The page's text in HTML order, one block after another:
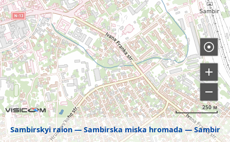
Sambirskyi raion Sambirska miska hromada Sambir
250 м